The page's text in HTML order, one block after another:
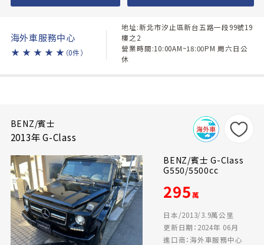
海外車服務中心
★ ★ ★ ★ ★ （0件）
地址:新北市汐止區新台五路一段99號19
樓之2
營業時間:10:00AM~18:00PM 周六日公
休
BENZ/賓士
2013年 G-Class
BENZ/賓士 G-Class
G550/5500cc
295萬
日本/2013/3.9萬公里
更新日期：2024年 06月
進口商：海外車服務中心